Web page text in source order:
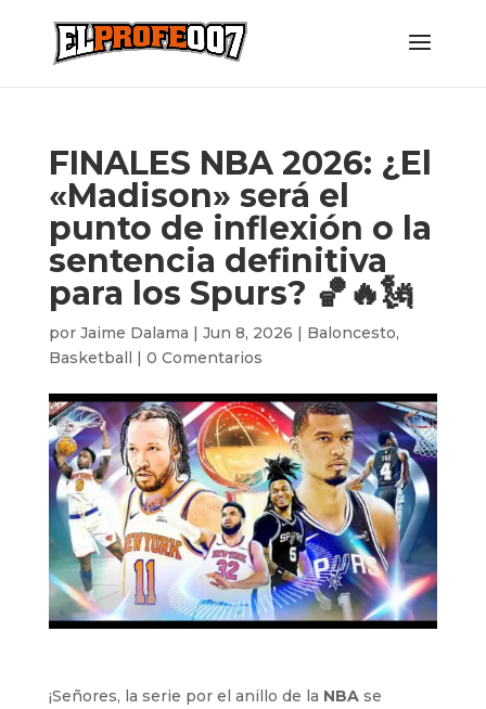
FINALES NBA 2026: ¿El
«Madison» será el
punto de inflexión o la
sentencia definitiva
para los Spurs? 🏀🔥🗽
por Jaime Dalama | Jun 8, 2026 | Baloncesto,
Basketball | 0 Comentarios
¡Señores, la serie por el anillo de la NBAse